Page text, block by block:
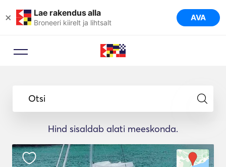
× Lae rakendus alla
Broneeri kiirelt ja lihtsalt AVA
Otsi
Hind sisaldab alati meeskonda.